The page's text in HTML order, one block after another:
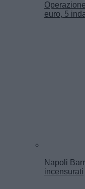
euro, 5
Napoli
incensurati